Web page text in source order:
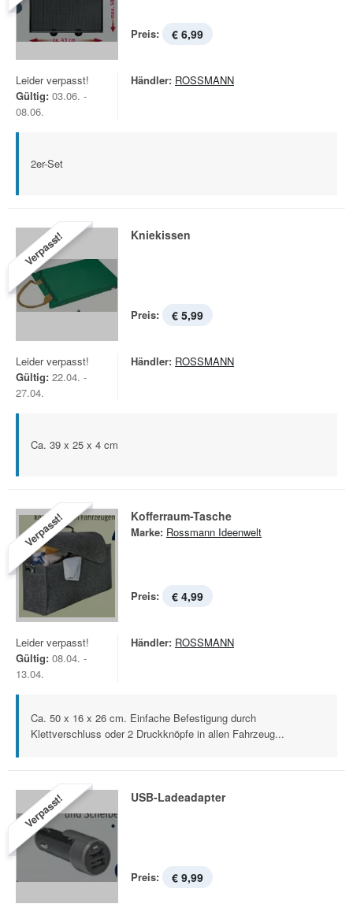
Preis: € 6,99
Leider verpasst!
Gültig: 03.06. -
08.06.
Händler: ROSSMANN
2er-Set
Verpasst! Kniekissen
Preis: € 5,99
Leider verpasst!
Gültig: 22.04. -
27.04.
Händler: ROSSMANN
Ca. 39 x 25 x 4 cm
Verpasst! Kofferraum-Tasche
Marke: Rossmann Ideenwelt
Preis: € 4,99
Leider verpasst!
Gültig: 08.04. -
13.04.
Händler: ROSSMANN
Ca. 50 x 16 x 26 cm. Einfache Befestigung durch
Klettverschluss oder 2 Druckknöpfe in allen Fahrzeug...
Verpasst! USB-Ladeadapter
Preis: € 9,99